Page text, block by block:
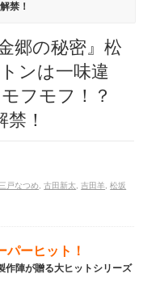
禁！
郷の秘密』松
ンは一味違
フモフ！？
！
三戸なつめ ,古田新太 ,吉田羊 ,松坂
パーヒット！
作陣が贈る大ヒットシリーズ